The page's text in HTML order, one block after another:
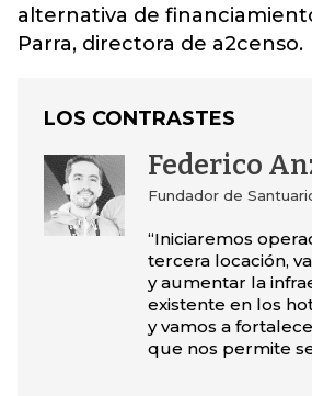
alternativa de
Parra, directora de a2censo.
LOS CONTRASTES
Federico
Fundador de
“Iniciaremos
tercera locación,
y aumentar la
existente en los
y vamos a
que nos permite